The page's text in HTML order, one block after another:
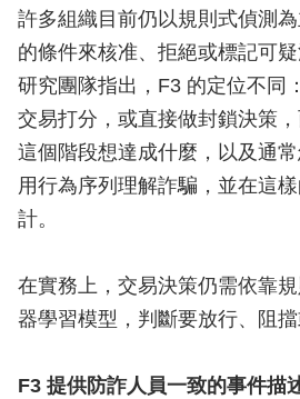
許多組織目前仍以規則式偵測
的條件來核准、拒絕或標記可
研究團隊指出，F3 的定位不同
交易打分，或直接做封鎖決策
這個階段想達成什麼，以及通
用行為序列理解詐騙，並在這
計。
在實務上，交易決策仍需依靠
器學習模型，判斷要放行、阻擋
F3 提供防詐人員一致的事件描